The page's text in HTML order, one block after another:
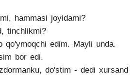
hammasi joyidami?
tinchlikmi?
qo'ymoqchi edim. Mayli unda.
bor edi.
do'stim - dedi xursand